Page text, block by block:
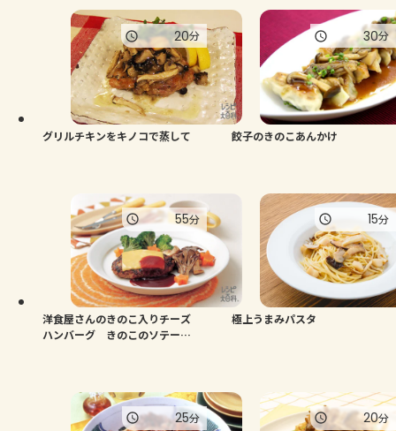
グリルチキンをキノコで蒸して
20分
餃子のきのこあんかけ
30分
洋食屋さんのきのこ入りチーズ
ハンバーグ きのこのソテーを
55分
極上うまみパスタ
15分
25分 20分